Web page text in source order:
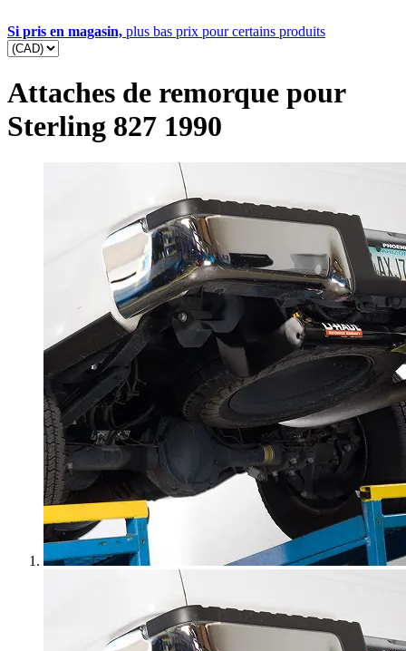
Si pris en magasin, plus bas prix pour certains produits
Attaches de remorque pour
Sterling 827 1990